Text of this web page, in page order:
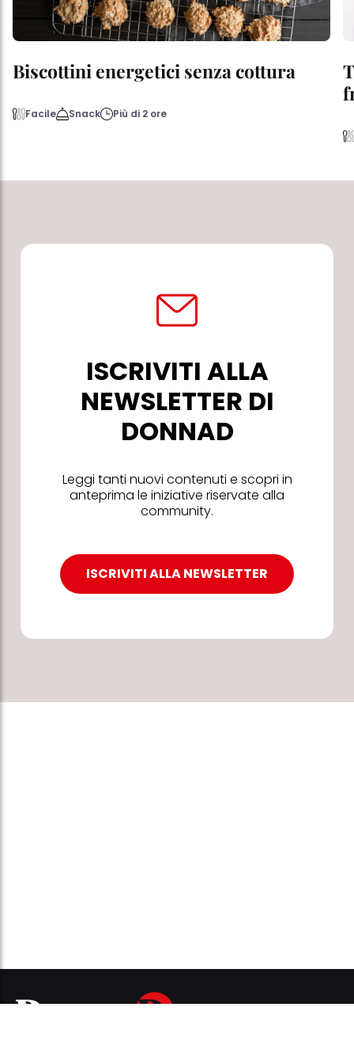
Biscottini energetici senza cottura
Facile Snack Più di 2 ore
ISCRIVITI ALLA
NEWSLETTER DI
DONNAD
Leggi tanti nuovi contenuti e scopri in
anteprima le iniziative riservate alla
community.
ISCRIVITI ALLA NEWSLETTER